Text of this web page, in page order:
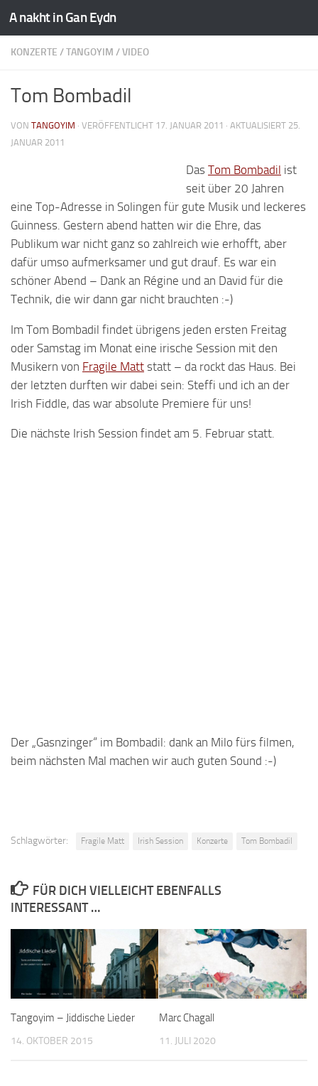
A nakht in Gan Eydn
KONZERTE /TANGOYIM /VIDEO
Tom Bombadil
VON TANGOYIM · VERÖFFENTLICHT 17. JANUAR 2011 · AKTUALISIERT 25.
JANUAR 2011
Das Tom Bombadil ist
seit über 20 Jahren
eine Top-Adresse in Solingen für gute Musik und leckeres
Guinness. Gestern abend hatten wir die Ehre, das
Publikum war nicht ganz so zahlreich wie erhofft, aber
dafür umso aufmerksamer und gut drauf. Es war ein
schöner Abend – Dank an Régine und an David für die
Technik, die wir dann gar nicht brauchten :-)
Im Tom Bombadil findet übrigens jeden ersten Freitag
oder Samstag im Monat eine irische Session mit den
Musikern von Fragile Matt statt – da rockt das Haus. Bei
der letzten durften wir dabei sein: Steffi und ich an der
Irish Fiddle, das war absolute Premiere für uns!
Die nächste Irish Session findet am 5. Februar statt.
Der „Gasnzinger“ im Bombadil: dank an Milo fürs filmen,
beim nächsten Mal machen wir auch guten Sound :-)
Schlagwörter: Fragile Matt Irish Session Konzerte Tom Bombadil
FÜR DICH VIELLEICHT EBENFALLS
INTERESSANT …
Tangoyim – Jiddische Lieder
14. OKTOBER 2015
Marc Chagall
11. JULI 2020